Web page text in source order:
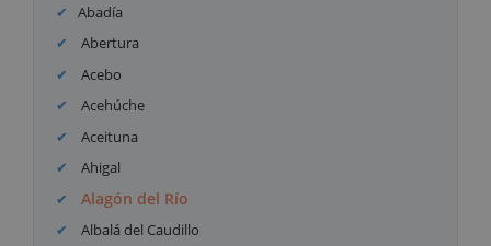
Abadía
Abertura
Acebo
Acehúche
Aceituna
Ahigal
Alagón del Río
Albalá del Caudillo